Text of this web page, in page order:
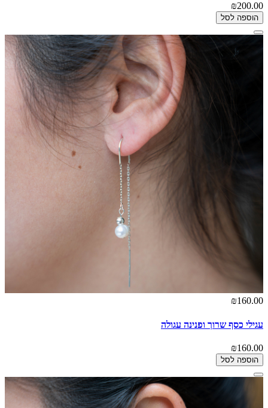
₪200.00
הוספה לסל
₪160.00
עגילי כסף שרוך ופנינה עגולה
₪160.00
הוספה לסל